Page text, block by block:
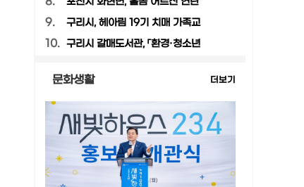
9. 구리시, 헤아림 19기 치매 가족교
10. 구리시 갈매도서관, 「환경·청소년
문화생활 더보기